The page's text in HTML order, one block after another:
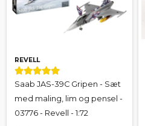
REVELL
Saab JAS-39C Gripen - Sæt
med maling, lim og pensel -
03776 - Revell - 1:72